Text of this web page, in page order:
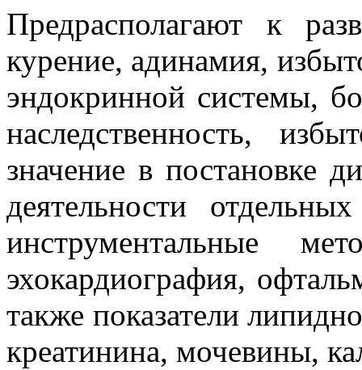
Предрасполагают к
курение, адинамия,
эндокринной системы,
наследственность,
значение в постановке
деятельности
инструментальные
эхокардиография,
также показатели
креатинина, мочевины,